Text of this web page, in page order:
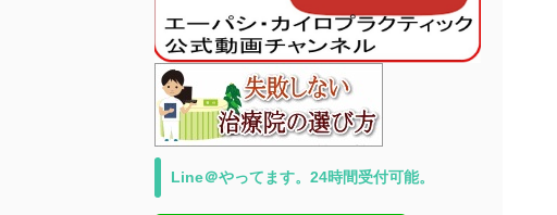
Line＠やってます。24時間受付可能。